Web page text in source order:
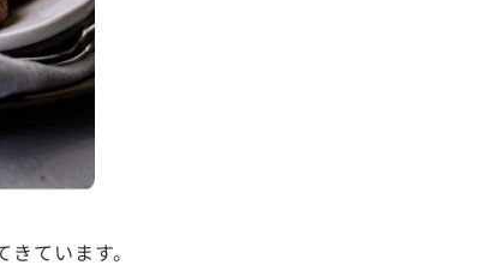
ています。